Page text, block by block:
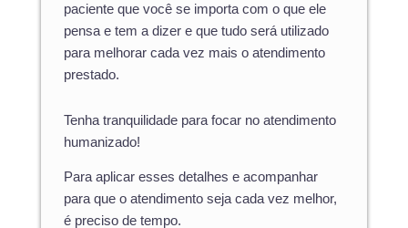
paciente que você se importa com o que ele
pensa e tem a dizer e que tudo será utilizado
para melhorar cada vez mais o atendimento
prestado.
Tenha tranquilidade para focar no atendimento
humanizado!
Para aplicar esses detalhes e acompanhar
para que o atendimento seja cada vez melhor,
é preciso de tempo.